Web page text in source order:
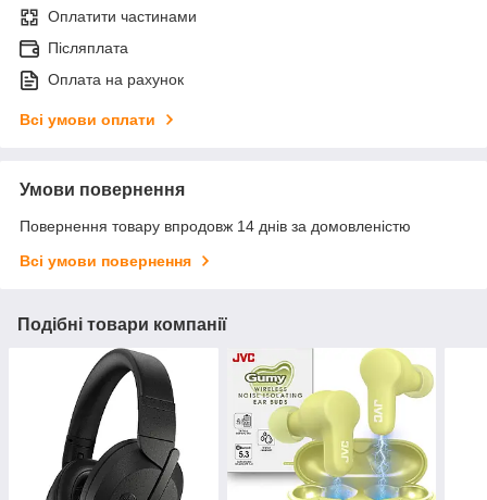
Оплатити частинами
Післяплата
Оплата на рахунок
Всі умови оплати
Умови повернення
Повернення товару впродовж 14 днів за домовленістю
Всі умови повернення
Подібні товари компанії